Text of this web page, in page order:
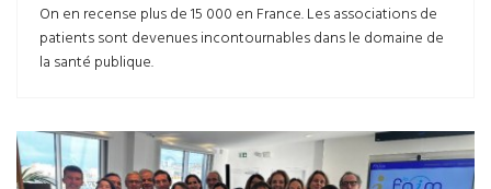
On en recense plus de 15 000 en France. Les associations de
patients sont devenues incontournables dans le domaine de
la santé publique.